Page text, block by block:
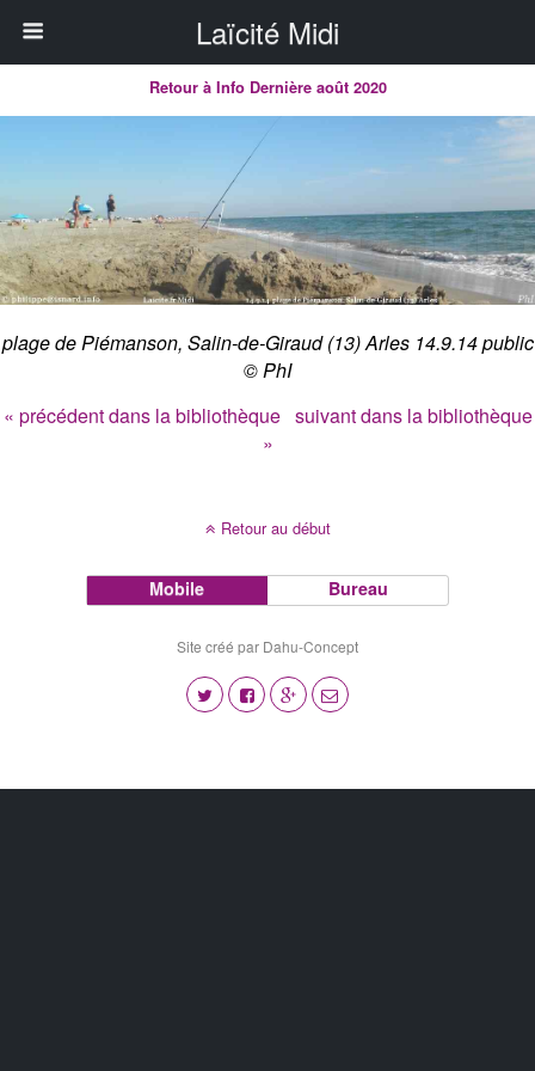
Laïcité Midi
Retour à Info Dernière août 2020
plage de Piémanson, Salin-de-Giraud (13) Arles 14.9.14 public
© PhI
« précédent dans la bibliothèque suivant dans la bibliothèque
»
Retour au début
Mobile Bureau
Site créé par Dahu-Concept